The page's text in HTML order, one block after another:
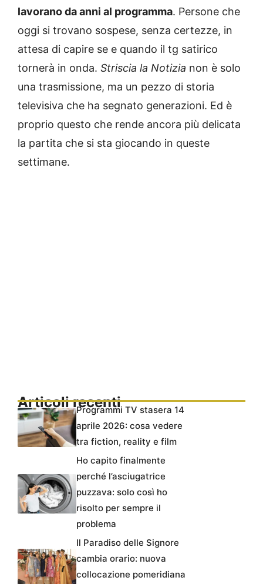
lavorano da anni al programma. Persone che
oggi si trovano sospese, senza certezze, in
attesa di capire se e quando il tg satirico
tornerà in onda. Striscia la Notizia non è solo
una trasmissione, ma un pezzo di storia
televisiva che ha segnato generazioni. Ed è
proprio questo che rende ancora più delicata
la partita che si sta giocando in queste
settimane.
Articoli recentiProgrammi TV stasera 14
aprile 2026: cosa vedere
tra fiction, reality e film
Ho capito finalmente
perché l’asciugatrice
puzzava: solo così ho
risolto per sempre il
problema
Il Paradiso delle Signore
cambia orario: nuova
collocazione pomeridiana